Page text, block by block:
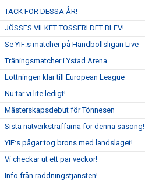
TACK FÖR DESSA ÅR!
JÖSSES VILKET TOSSERI DET BLEV!
Se YIF:s matcher på Handbollsligan Live
Träningsmatcher i Ystad Arena
Lottningen klar till European League
Nu tar vi lite ledigt!
Mästerskapsdebut för Tönnesen
Sista nätverksträffarna för denna säsong!
YIF:s pågar tog brons med landslaget!
Vi checkar ut ett par veckor!
Info från räddningstjänsten!